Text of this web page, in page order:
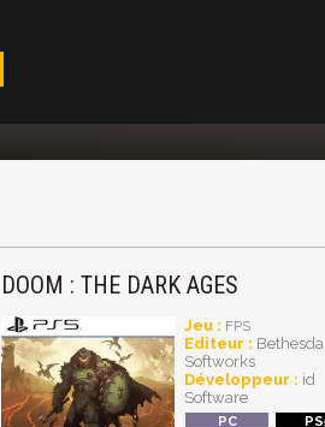
DOOM : THE DARK AGES
Jeu : FPS
Editeur : Bethesda
Softworks
Développeur : id
Software